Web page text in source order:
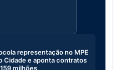
representação no MPE
Cidade e aponta contratos
milhões